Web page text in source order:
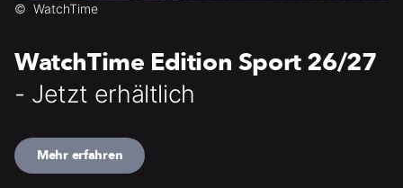
© WatchTime
WatchTime Edition Sport 26/27
- Jetzt erhältlich
Mehr erfahren